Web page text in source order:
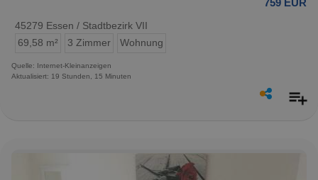
759 EUR
45279 Essen / Stadtbezirk VII
69,58 m²
3 Zimmer Wohnung
Quelle: Internet-Kleinanzeigen
Aktualisiert: 19 Stunden, 15 Minuten